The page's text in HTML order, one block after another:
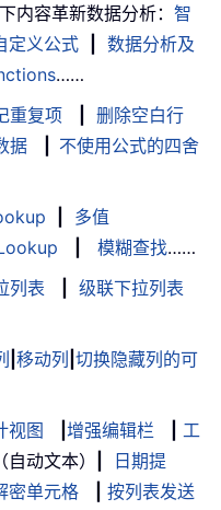
内容革新数据分析： 智
定义公式
数据分析及
……
重复项
删除空白行
据
不使用公式的四舍
多值
模糊查找……
列表
级联下拉列表
移动列 切换隐藏列的可
视图 增强编辑栏
工
（自动文本）
日期提
密单元格
按列表发送